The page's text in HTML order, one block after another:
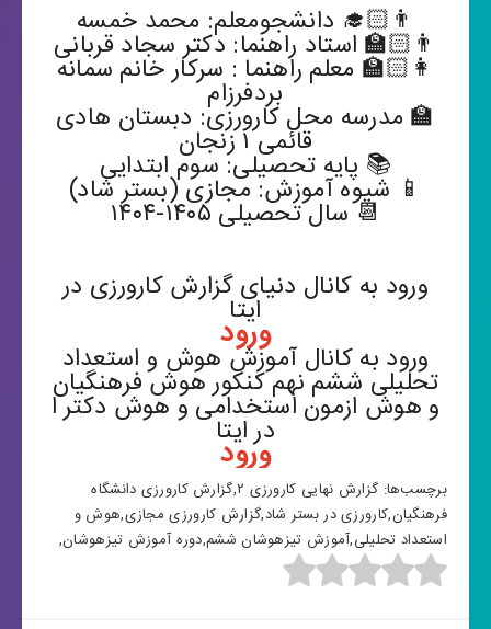
👨🏻‍🎓 دانشجومعلم: محمد خمسه
👨🏻‍🏫 استاد راهنما: دکتر سجاد قربانی
👩🏻‍🏫 معلم راهنما : سرکار خانم سمانه
بردفرزام
🏫 مدرسه محل کارورزی: دبستان هادی
قائمی ۱ زنجان
📚 پایه تحصیلی: سوم ابتدایی
📱 شیوه آموزش: مجازی (بستر شاد)
📆 سال تحصیلی ۱۴۰۵-۱۴۰۴
ورود به کانال دنیای گزارش کارورزی در
ایتا
ورود
ورود به کانال آموزش هوش و استعداد
تحلیلی ششم نهم کنکور هوش فرهنگیان
و هوش ازمون استخدامی و هوش دکتر ا
در ایتا
ورود
برچسب‌ها: گزارش نهایی کارورزی ۲ ,گزارش کارورزی دانشگاه
فرهنگیان,کارورزی در بستر شاد,گزارش کارورزی مجازی,هوش و
استعداد تحلیلی,آموزش تیزهوشان ششم,دوره آموزش تیزهوشان,